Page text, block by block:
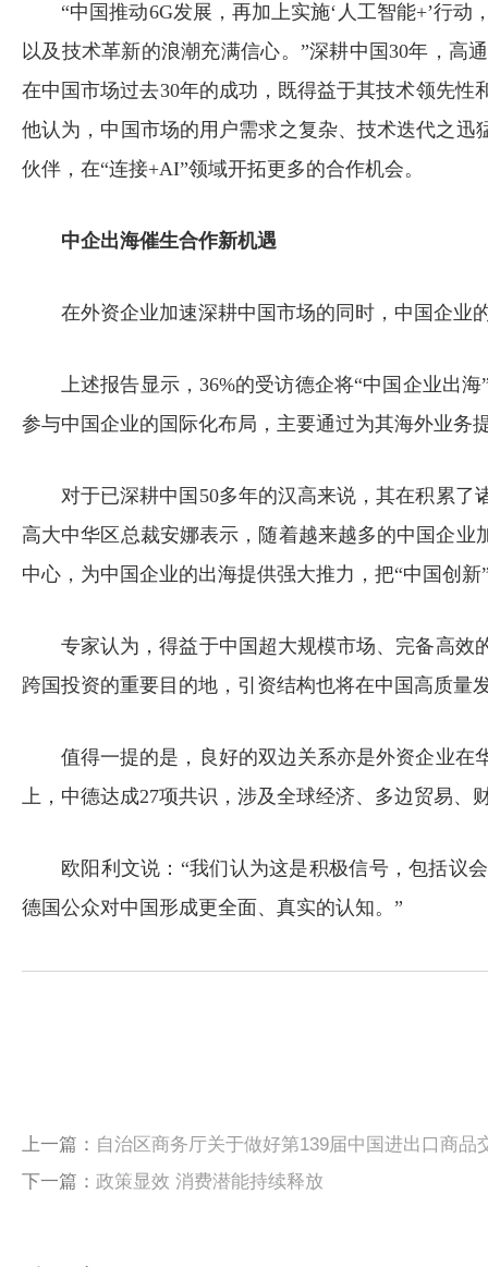
“中国推动6G发展，再加上实施‘人工智能+’行
以及技术革新的浪潮充满信心。”深耕中国30年，高
在中国市场过去30年的成功，既得益于其技术领先
他认为，中国市场的用户需求之复杂、技术迭代之
伙伴，在“连接+AI”领域开拓更多的合作机会。
中企出海催生合作新机遇
在外资企业加速深耕中国市场的同时，中国企业
上述报告显示，36%的受访德企将“中国企业出
参与中国企业的国际化布局，主要通过为其海外业务
对于已深耕中国50多年的汉高来说，其在积累
高大中华区总裁安娜表示，随着越来越多的中国企
中心，为中国企业的出海提供强大推力，把“中国创
专家认为，得益于中国超大规模市场、完备高
跨国投资的重要目的地，引资结构也将在中国高质量
值得一提的是，良好的双边关系亦是外资企业在
上，中德达成27项共识，涉及全球经济、多边贸易、
欧阳利文说：“我们认为这是积极信号，包括议
德国公众对中国形成更全面、真实的认知。”
上一篇： 自治区商务厅关于做好第139届中国进出口商
下一篇： 政策显效 消费潜能持续释放